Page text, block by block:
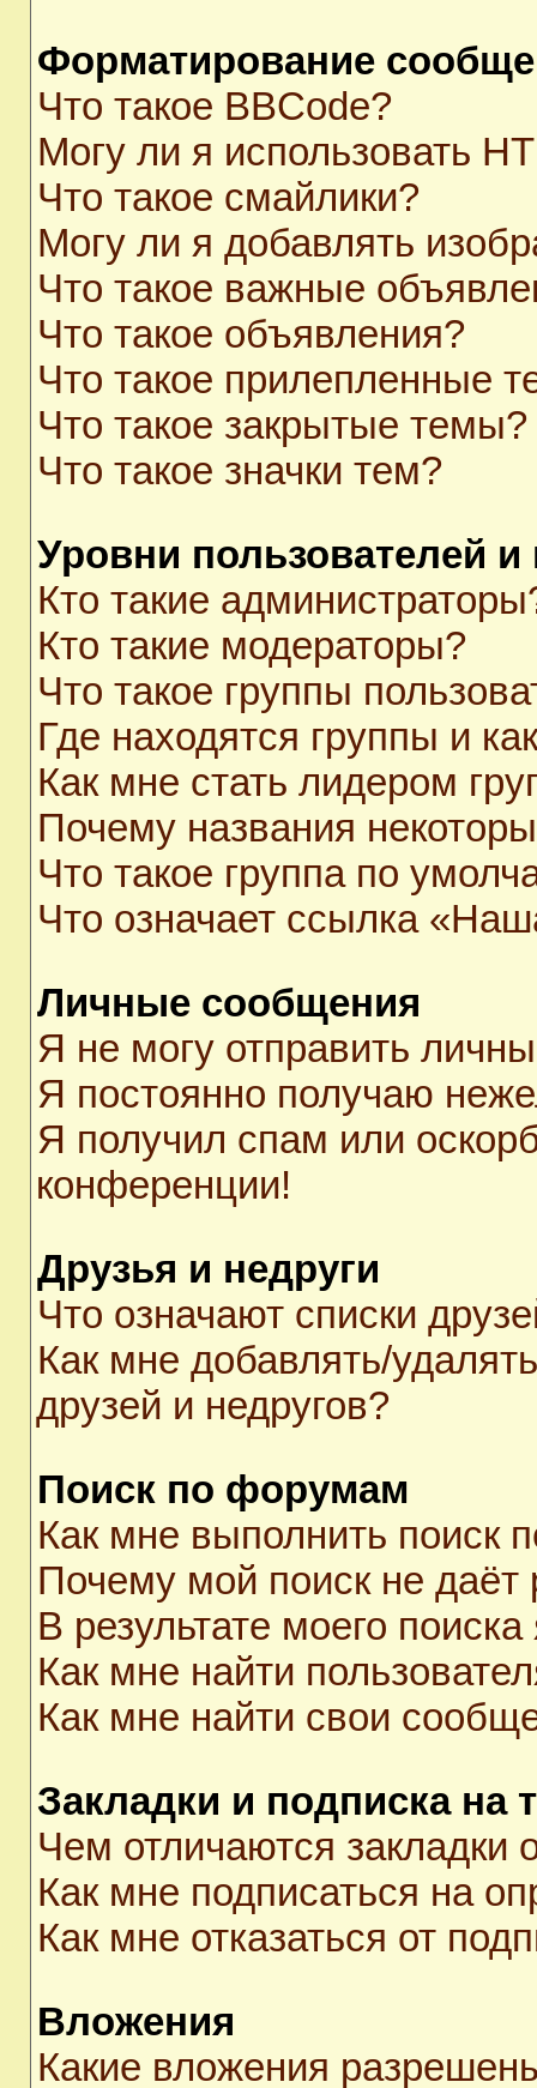
Форматирование
Что такое BBCode?
Могу ли я использовать
Что такое смайлики?
Могу ли я добавлять
Что такое важные
Что такое объявления?
Что такое прилепленные
Что такое закрытые темы?
Что такое значки тем?
Уровни пользователей и
Кто такие
Кто такие модераторы?
Что такое группы
Где находятся группы и
Как мне стать лидером
Почему названия
Что такое группа по
Что означает ссылка
Личные сообщения
Я не могу отправить
Я постоянно получаю
Я получил спам или
конференции!
Друзья и недруги
Что означают списки
Как мне добавлять/
друзей и недругов?
Поиск по форумам
Как мне выполнить
Почему мой поиск не даёт
В результате моего
Как мне найти
Как мне найти свои
Закладки и подписка на
Чем отличаются закладки
Как мне подписаться на
Как мне отказаться от
Вложения
Какие вложения